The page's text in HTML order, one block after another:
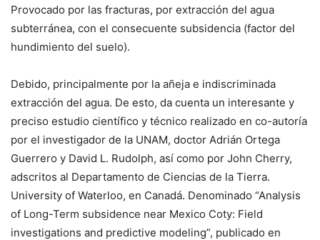
Provocado por las fracturas, por extracción del agua
subterránea, con el consecuente subsidencia (factor del
hundimiento del suelo).
Debido, principalmente por la añeja e indiscriminada
extracción del agua. De esto, da cuenta un interesante y
preciso estudio científico y técnico realizado en co-autoría
por el investigador de la UNAM, doctor Adrián Ortega
Guerrero y David L. Rudolph, así como por John Cherry,
adscritos al Departamento de Ciencias de la Tierra.
University of Waterloo, en Canadá. Denominado “Analysis
of Long-Term subsidence near Mexico Coty: Field
investigations and predictive modeling”, publicado en